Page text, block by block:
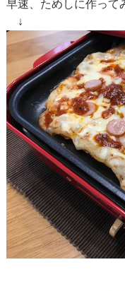
早速、ためしに作って
↓